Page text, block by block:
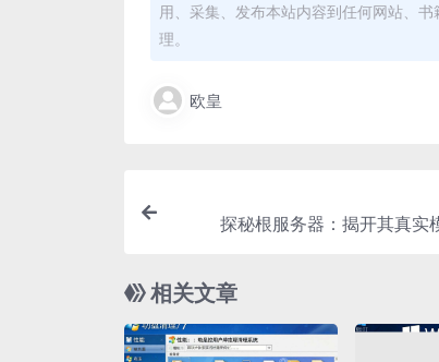
用、采集、发布本站内容到任何网站、
理。
欧皇
探秘根服务器：揭开其真实
相关文章